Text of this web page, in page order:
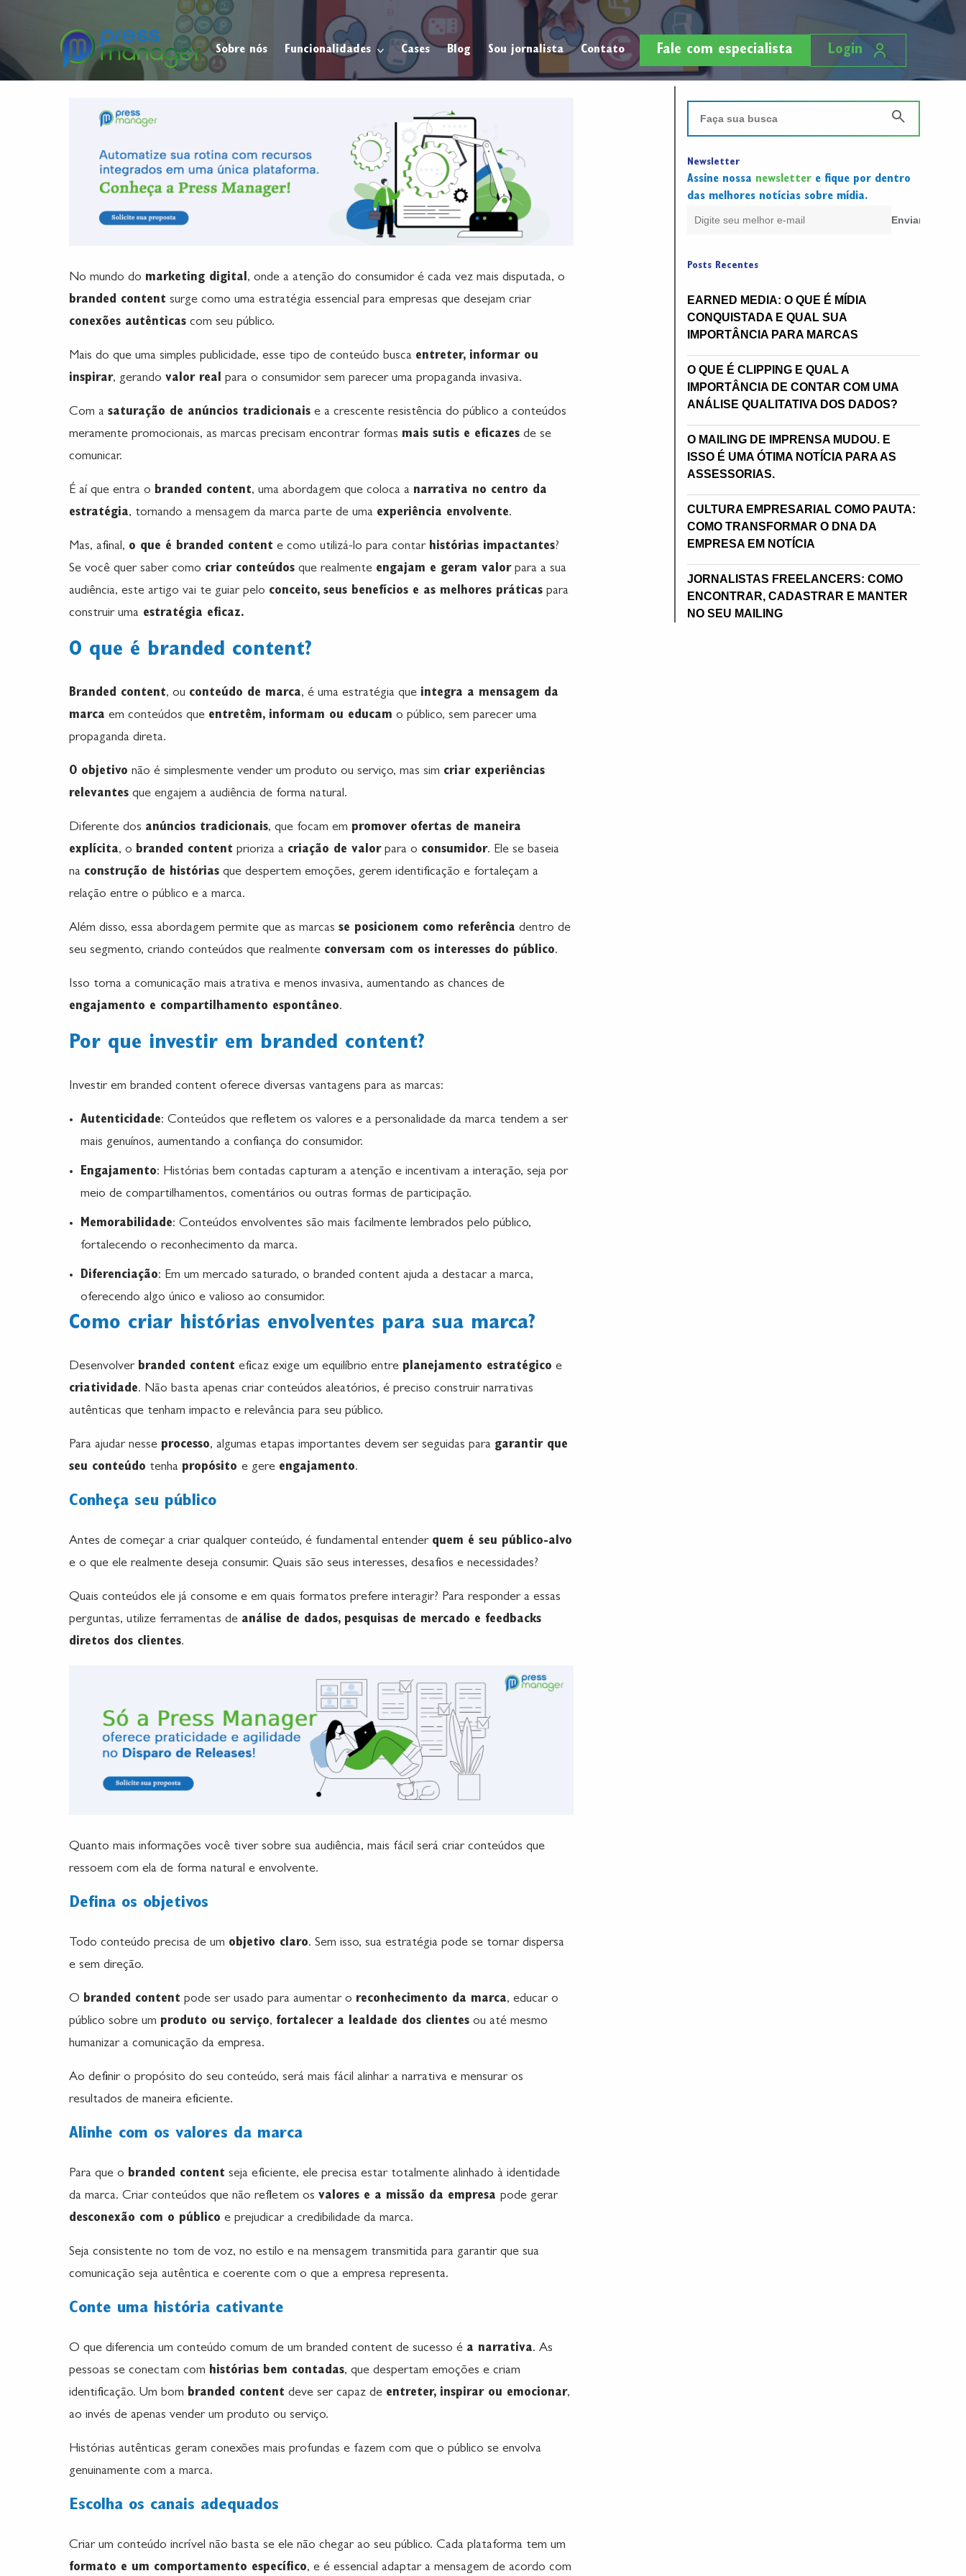
Sobre nós Funcionalidades Cases Blog Sou jornalista Contato Fale com especialista Login
No mundo do marketing digital, onde a atenção do consumidor é cada vez mais disputada, o
branded content surge como uma estratégia essencial para empresas que desejam criar
conexões autênticas com seu público.
Mais do que uma simples publicidade, esse tipo de conteúdo busca entreter, informar ou
inspirar, gerando valor real para o consumidor sem parecer uma propaganda invasiva.
Com a saturação de anúncios tradicionais e a crescente resistência do público a conteúdos
meramente promocionais, as marcas precisam encontrar formas mais sutis e eficazes de se
comunicar.
É aí que entra o branded content, uma abordagem que coloca a narrativa no centro da
estratégia, tornando a mensagem da marca parte de uma experiência envolvente.
Mas, afinal, o que é branded content e como utilizá-lo para contar histórias impactantes?
Se você quer saber como criar conteúdos que realmente engajam e geram valorpara a sua
audiência, este artigo vai te guiar pelo conceito, seus benefícios e as melhores práticas para
construir uma estratégia eficaz.
O que é branded content?
Branded content, ou conteúdo de marca, é uma estratégia que integra a mensagem da
marca em conteúdos que entretêm, informam ou educam o público, sem parecer uma
propaganda direta.
O objetivo não é simplesmente vender um produto ou serviço, mas sim criar experiências
relevantes que engajem a audiência de forma natural.
Diferente dos anúncios tradicionais, que focam em promover ofertas de maneira
explícita, o branded content prioriza a criação de valorpara o consumidor. Ele se baseia
na construção de histórias que despertem emoções, gerem identificação e fortaleçam a
relação entre o público e a marca.
Além disso, essa abordagem permite que as marcas se posicionem como referência dentro de
seu segmento, criando conteúdos que realmente conversam com os interesses do público.
Isso torna a comunicação mais atrativa e menos invasiva, aumentando as chances de
engajamento e compartilhamento espontâneo.
Por que investir em branded content?
Investir em branded content oferece diversas vantagens para as marcas:
Autenticidade: Conteúdos que refletem os valores e a personalidade da marca tendem a ser
mais genuínos, aumentando a confiança do consumidor.
Engajamento: Histórias bem contadas capturam a atenção e incentivam a interação, seja por
meio de compartilhamentos, comentários ou outras formas de participação.
Memorabilidade: Conteúdos envolventes são mais facilmente lembrados pelo público,
fortalecendo o reconhecimento da marca.
Diferenciação: Em um mercado saturado, o branded content ajuda a destacar a marca,
oferecendo algo único e valioso ao consumidor.
Como criar histórias envolventes para sua marca?
Desenvolver branded content eficaz exige um equilíbrio entre planejamento estratégico e
criatividade. Não basta apenas criar conteúdos aleatórios, é preciso construir narrativas
autênticas que tenham impacto e relevância para seu público.
Para ajudar nesse processo, algumas etapas importantes devem ser seguidas para garantir que
seu conteúdo tenha propósito e gere engajamento.
Conheça seu público
Antes de começar a criar qualquer conteúdo, é fundamental entender quem é seu público-alvo
e o que ele realmente deseja consumir. Quais são seus interesses, desafios e necessidades?
Quais conteúdos ele já consome e em quais formatos prefere interagir? Para responder a essas
perguntas, utilize ferramentas de análise de dados, pesquisas de mercado e feedbacks
diretos dos clientes.
Quanto mais informações você tiver sobre sua audiência, mais fácil será criar conteúdos que
ressoem com ela de forma natural e envolvente.
Defina os objetivos
Todo conteúdo precisa de um objetivo claro. Sem isso, sua estratégia pode se tornar dispersa
e sem direção.
O branded content pode ser usado para aumentar o reconhecimento da marca, educar o
público sobre um produto ou serviço, fortalecer a lealdade dos clientes ou até mesmo
humanizar a comunicação da empresa.
Ao definir o propósito do seu conteúdo, será mais fácil alinhar a narrativa e mensurar os
resultados de maneira eficiente.
Alinhe com os valores da marca
Para que o branded content seja eficiente, ele precisa estar totalmente alinhado à identidade
da marca. Criar conteúdos que não refletem os valores e a missão da empresa pode gerar
desconexão com o público e prejudicar a credibilidade da marca.
Seja consistente no tom de voz, no estilo e na mensagem transmitida para garantir que sua
comunicação seja autêntica e coerente com o que a empresa representa.
Conte uma história cativante
O que diferencia um conteúdo comum de um branded content de sucesso é a narrativa. As
pessoas se conectam com histórias bem contadas, que despertam emoções e criam
identificação. Um bom branded content deve ser capaz de entreter, inspirar ou emocionar,
ao invés de apenas vender um produto ou serviço.
Histórias autênticas geram conexões mais profundas e fazem com que o público se envolva
genuinamente com a marca.
Escolha os canais adequados
Criar um conteúdo incrível não basta se ele não chegar ao seu público. Cada plataforma tem um
formato e um comportamento específico, e é essencial adaptar a mensagem de acordo com
Newsletter
Assine nossa newslettere fique por dentro
das melhores notícias sobre mídia.
Posts Recentes
EARNED MEDIA: O QUE É MÍDIA
CONQUISTADA E QUAL SUA
IMPORTÂNCIA PARA MARCAS
O QUE É CLIPPING E QUAL A
IMPORTÂNCIA DE CONTAR COM UMA
ANÁLISE QUALITATIVA DOS DADOS?
O MAILING DE IMPRENSA MUDOU. E
ISSO É UMA ÓTIMA NOTÍCIA PARA AS
ASSESSORIAS.
CULTURA EMPRESARIAL COMO PAUTA:
COMO TRANSFORMAR O DNA DA
EMPRESA EM NOTÍCIA
JORNALISTAS FREELANCERS: COMO
ENCONTRAR, CADASTRAR E MANTER
NO SEU MAILING